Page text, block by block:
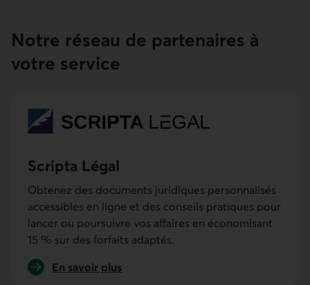
Notre réseau de partenaires à
votre service
Scripta Légal
Obtenez des documents juridiques personnalisés
accessibles en ligne et des conseils pratiques pour
lancer ou poursuivre vos affaires en économisant
15 % sur des forfaits adaptés.
En savoir plus